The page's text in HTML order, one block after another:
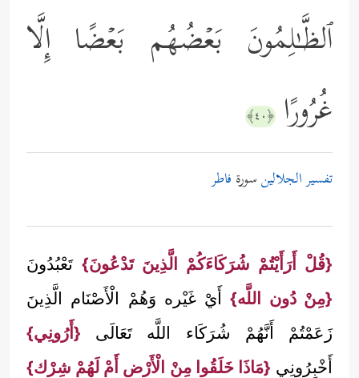
ٱلظَّـٰلِمُونَ بَعۡضُهُم بَعۡضًا إِلَّا
غُرُورًا ﴿٤٠﴾
تفسير الجلالينسورة فاطر
{قُلْ أَرَأَيْتُمْ شُرَكَاءَكُمْ الَّذِينَ تَدْعُونَ} تَعْبُدُونَ
{مِنْ دُون اللَّه}أَيْ غَيْره وَهُمْ الْأَصْنَام الَّذِينَ
زَعَمْتُمْ أَنَّهُمْ شُرَكَاء اللَّه تَعَالَى {أَرُونِي}
أَخْبِرُونِي {مَاذَا خَلَقُوا مِنْ الْأَرْض أَمْ لَهُمْ شِرْك}